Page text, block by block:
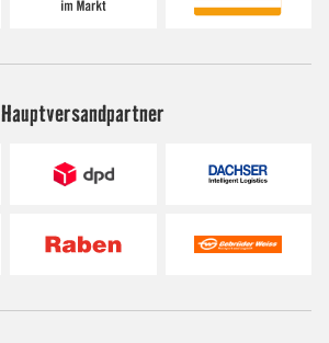
Hauptversandpartner